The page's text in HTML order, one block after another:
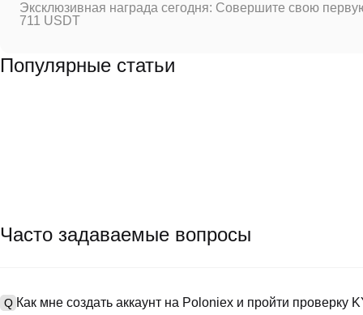
Эксклюзивная награда сегодня: Совершите свою
711 USDT
Популярные статьи
Часто задаваемые вопросы
Q Как мне создать аккаунт на Poloniex и пройти проверку